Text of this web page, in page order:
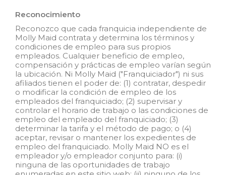
tienen el poder de : (1) contratar,
de empleo de los empleados del
franquiciado; (2) supervisar y
controlar el horario de trabajo de
los empleados del franquiciado o
las condiciones de empleo; (3)
determinar la tasa y el método de
pago; o (4) aceptar, revisar o
mantener los registros de
empleo del franquiciado. Molly
Maid SPV LLC NO es el
empleador y/o empleador
conjunto para: (i) ninguna de las
oportunidades de empleo que
aparecen en este sitio web; (ii)
ninguno de los franquiciados
independientes; y, (iii) ninguno de
Reconocimiento
Reconozco que cada franquicia independiente de
Molly Maid contrata y determina los términos y
condiciones de empleo para sus propios
empleados. Cualquier beneficio de empleo,
compensación y prácticas de empleo varían según
la ubicación. Ni Molly Maid ("Franquiciador") ni sus
afiliados tienen el poder de: (1) contratar, despedir
o modificar la condición de empleo de los
empleados del franquiciado; (2) supervisar y
controlar el horario de trabajo o las condiciones de
empleo del empleado del franquiciado; (3)
determinar la tarifa y el método de pago; o (4)
aceptar, revisar o mantener los expedientes de
empleo del franquiciado. Molly Maid NO es el
empleador y/o empleador conjunto para: (i)
ninguna de las oportunidades de trabajo